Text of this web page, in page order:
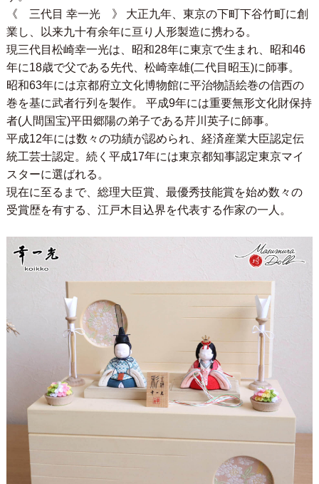
《 三代目 幸一光 》 大正九年、東京の下町下谷竹町に創
業し、以来九十有余年に亘り人形製造に携わる。
現三代目松崎幸一光は、昭和28年に東京で生まれ、昭和46
年に18歳で父である先代、松崎幸雄(二代目昭玉)に師事。
昭和63年には京都府立文化博物館に平治物語絵巻の信西の
巻を基に武者行列を製作。 平成9年には重要無形文化財保持
者(人間国宝)平田郷陽の弟子である芹川英子に師事。
平成12年には数々の功績が認められ、経済産業大臣認定伝
統工芸士認定。続く平成17年には東京都知事認定東京マイ
スターに選ばれる。
現在に至るまで、総理大臣賞、最優秀技能賞を始め数々の
受賞歴を有する、江戸木目込界を代表する作家の一人。